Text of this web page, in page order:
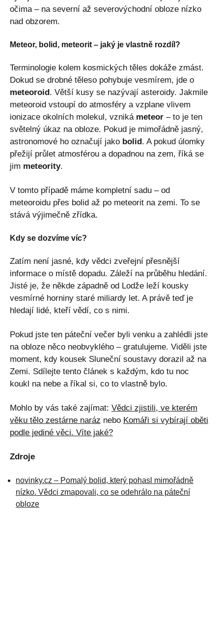
očima – na severní až severovýchodní obloze nízko
nad obzorem.
Meteor, bolid, meteorit – jaký je vlastně rozdíl?
Terminologie kolem kosmických těles dokáže zmást.
Dokud se drobné těleso pohybuje vesmírem, jde o
meteoroid . Větší kusy se nazývají asteroidy. Jakmile
meteoroid vstoupí do atmosféry a vzplane vlivem
ionizace okolních molekul, vzniká meteor – to je ten
světelný úkaz na obloze. Pokud je mimořádně jasný,
astronomové ho označují jako bolid . A pokud úlomky
přežijí průlet atmosférou a dopadnou na zem, říká se
jim meteority.
V tomto případě máme kompletní sadu – od
meteoroidu přes bolid až po meteorit na zemi. To se
stává výjimečně zřídka.
Kdy se dozvíme víc?
Zatím není jasné, kdy vědci zveřejní přesnější
informace o místě dopadu. Záleží na průběhu hledání.
Jisté je, že někde západně od Lodže leží kousky
vesmírné horniny staré miliardy let. A právě teď je
hledají lidé, kteří vědí, co s nimi.
Pokud jste ten páteční večer byli venku a zahlédli jste
na obloze něco neobvyklého – gratulujeme. Viděli jste
moment, kdy kousek Sluneční soustavy dorazil až na
Zemi. Sdílejte tento článek s každým, kdo tu noc
koukl na nebe a říkal si, co to vlastně bylo.
Mohlo by vás také zajímat: Vědci zjistili, ve kterém
věku tělo zestárne naráz nebo Komáři si vybírají oběti
podle jediné věci. Víte jaké?
Zdroje
novinky.cz – Pomalý bolid, který pohasl mimořádně
nízko. Vědci zmapovali, co se odehrálo na páteční
obloze